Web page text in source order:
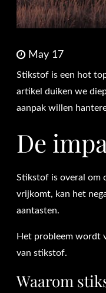
May 17
Stikstof is een hot
artikel duiken we
aanpak willen
De
Stikstof is overal om
vrijkomt, kan het
aantasten.
Het probleem wordt
van stikstof.
Waarom